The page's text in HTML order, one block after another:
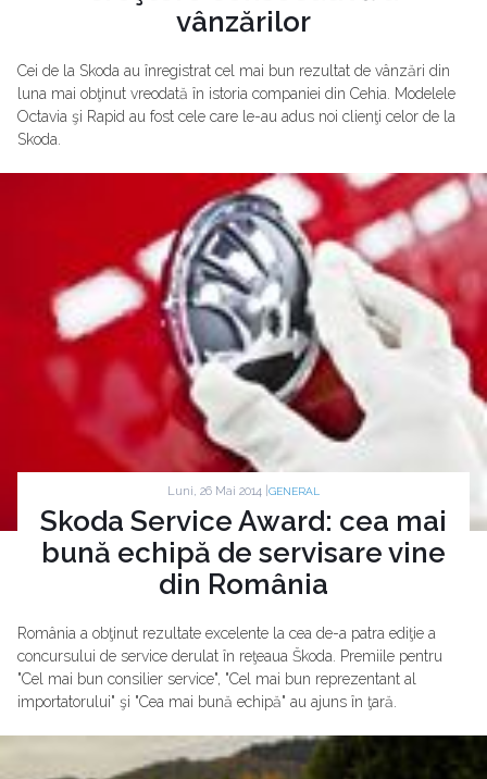
vânzărilor
Cei de la Skoda au înregistrat cel mai bun rezultat de vânzări din
luna mai obţinut vreodată în istoria companiei din Cehia. Modelele
Octavia şi Rapid au fost cele care le-au adus noi clienţi celor de la
Skoda.
Luni, 26 Mai 2014 | GENERAL
Skoda Service Award: cea mai
bună echipă de servisare vine
din România
România a obţinut rezultate excelente la cea de-a patra ediţie a
concursului de service derulat în reţeaua Škoda. Premiile pentru
"Cel mai bun consilier service", "Cel mai bun reprezentant al
importatorului" şi "Cea mai bună echipă" au ajuns în ţară.